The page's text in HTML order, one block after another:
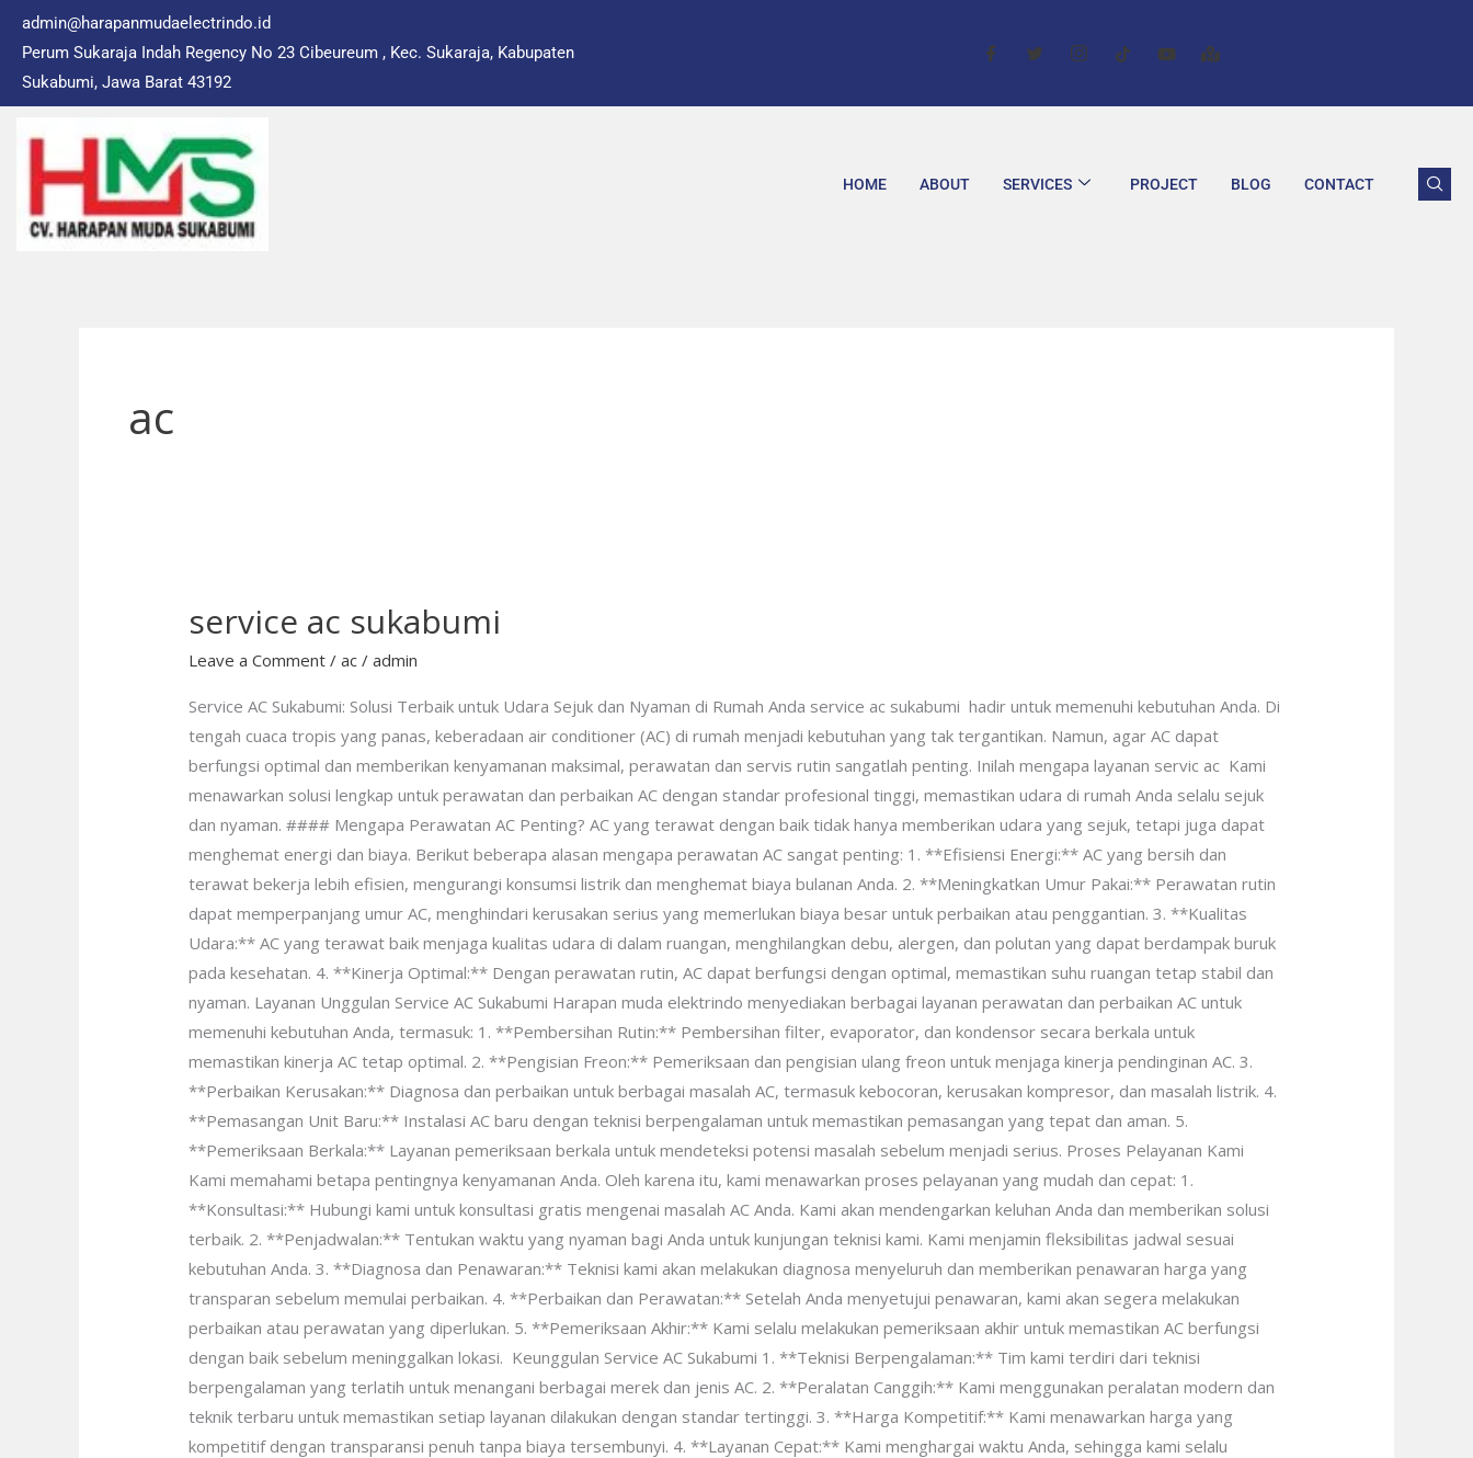
content
admin@harapanmudaelectrindo.id
Perum Sukaraja Indah Regency No 23 Cibeureum , Kec. Sukaraja, Kabupaten
Sukabumi, Jawa Barat 43192
HOME ABOUT SERVICES PROJECT BLOG CONTACT
ac
service ac sukabumi
Leave a Comment /ac /admin
Service AC Sukabumi: Solusi Terbaik untuk Udara Sejuk dan Nyaman di Rumah Anda service ac sukabumi hadir untuk memenuhi kebutuhan Anda. Di
tengah cuaca tropis yang panas, keberadaan air conditioner (AC) di rumah menjadi kebutuhan yang tak tergantikan. Namun, agar AC dapat
berfungsi optimal dan memberikan kenyamanan maksimal, perawatan dan servis rutin sangatlah penting. Inilah mengapa layanan servic ac Kami
menawarkan solusi lengkap untuk perawatan dan perbaikan AC dengan standar profesional tinggi, memastikan udara di rumah Anda selalu sejuk
dan nyaman. #### Mengapa Perawatan AC Penting? AC yang terawat dengan baik tidak hanya memberikan udara yang sejuk, tetapi juga dapat
menghemat energi dan biaya. Berikut beberapa alasan mengapa perawatan AC sangat penting: 1. **Efisiensi Energi:** AC yang bersih dan
terawat bekerja lebih efisien, mengurangi konsumsi listrik dan menghemat biaya bulanan Anda. 2. **Meningkatkan Umur Pakai:** Perawatan rutin
dapat memperpanjang umur AC, menghindari kerusakan serius yang memerlukan biaya besar untuk perbaikan atau penggantian. 3. **Kualitas
Udara:** AC yang terawat baik menjaga kualitas udara di dalam ruangan, menghilangkan debu, alergen, dan polutan yang dapat berdampak buruk
pada kesehatan. 4. **Kinerja Optimal:** Dengan perawatan rutin, AC dapat berfungsi dengan optimal, memastikan suhu ruangan tetap stabil dan
nyaman. Layanan Unggulan Service AC Sukabumi Harapan muda elektrindo menyediakan berbagai layanan perawatan dan perbaikan AC untuk
memenuhi kebutuhan Anda, termasuk: 1. **Pembersihan Rutin:** Pembersihan filter, evaporator, dan kondensor secara berkala untuk
memastikan kinerja AC tetap optimal. 2. **Pengisian Freon:** Pemeriksaan dan pengisian ulang freon untuk menjaga kinerja pendinginan AC. 3.
**Perbaikan Kerusakan:** Diagnosa dan perbaikan untuk berbagai masalah AC, termasuk kebocoran, kerusakan kompresor, dan masalah listrik. 4.
**Pemasangan Unit Baru:** Instalasi AC baru dengan teknisi berpengalaman untuk memastikan pemasangan yang tepat dan aman. 5.
**Pemeriksaan Berkala:** Layanan pemeriksaan berkala untuk mendeteksi potensi masalah sebelum menjadi serius. Proses Pelayanan Kami
Kami memahami betapa pentingnya kenyamanan Anda. Oleh karena itu, kami menawarkan proses pelayanan yang mudah dan cepat: 1.
**Konsultasi:** Hubungi kami untuk konsultasi gratis mengenai masalah AC Anda. Kami akan mendengarkan keluhan Anda dan memberikan solusi
terbaik. 2. **Penjadwalan:** Tentukan waktu yang nyaman bagi Anda untuk kunjungan teknisi kami. Kami menjamin fleksibilitas jadwal sesuai
kebutuhan Anda. 3. **Diagnosa dan Penawaran:** Teknisi kami akan melakukan diagnosa menyeluruh dan memberikan penawaran harga yang
transparan sebelum memulai perbaikan. 4. **Perbaikan dan Perawatan:** Setelah Anda menyetujui penawaran, kami akan segera melakukan
perbaikan atau perawatan yang diperlukan. 5. **Pemeriksaan Akhir:** Kami selalu melakukan pemeriksaan akhir untuk memastikan AC berfungsi
dengan baik sebelum meninggalkan lokasi. Keunggulan Service AC Sukabumi 1. **Teknisi Berpengalaman:** Tim kami terdiri dari teknisi
berpengalaman yang terlatih untuk menangani berbagai merek dan jenis AC. 2. **Peralatan Canggih:** Kami menggunakan peralatan modern dan
teknik terbaru untuk memastikan setiap layanan dilakukan dengan standar tertinggi. 3. **Harga Kompetitif:** Kami menawarkan harga yang
kompetitif dengan transparansi penuh tanpa biaya tersembunyi. 4. **Layanan Cepat:** Kami menghargai waktu Anda, sehingga kami selalu
service
sukabumi